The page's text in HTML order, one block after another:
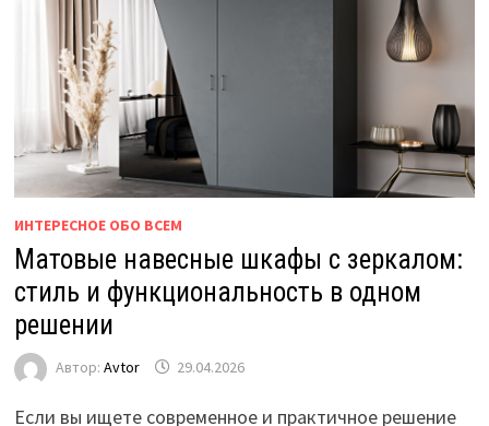
ИНТЕРЕСНОЕ ОБО ВСЕМ
Матовые навесные шкафы с зеркалом:
стиль и функциональность в одном
решении
Автор: Avtor 29.04.2026
Если вы ищете современное и практичное решение